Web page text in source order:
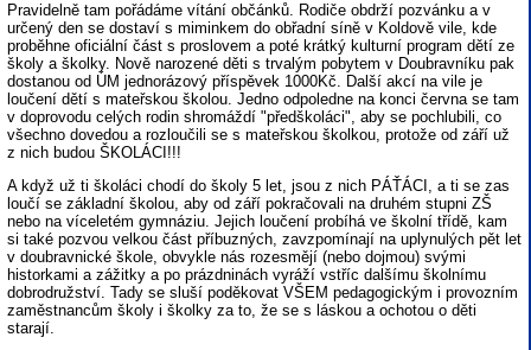
Pravidelně tam pořádáme vítání občánků. Rodiče obdrží pozvánku a v
určený den se dostaví s miminkem do obřadní síně v Koldově vile, kde
proběhne oficiální část s proslovem a poté krátký kulturní program dětí ze
školy a školky. Nově narozené děti s trvalým pobytem v Doubravníku pak
dostanou od ÚM jednorázový příspěvek 1000Kč. Další akcí na vile je
loučení dětí s mateřskou školou. Jedno odpoledne na konci června se tam
v doprovodu celých rodin shromáždí "předškoláci", aby se pochlubili, co
všechno dovedou a rozloučili se s mateřskou školkou, protože od září už
z nich budou ŠKOLÁCI!!!
A když už ti školáci chodí do školy 5 let, jsou z nich PÁŤÁCI, a ti se zas
loučí se základní školou, aby od září pokračovali na druhém stupni ZŠ
nebo na víceletém gymnáziu. Jejich loučení probíhá ve školní třídě, kam
si také pozvou velkou část příbuzných, zavzpomínají na uplynulých pět let
v doubravnické škole, obvykle nás rozesmějí (nebo dojmou) svými
historkami a zážitky a po prázdninách vyráží vstříc dalšímu školnímu
dobrodružství. Tady se sluší poděkovat VŠEM pedagogickým i provozním
zaměstnancům školy i školky za to, že se s láskou a ochotou o děti
starají.